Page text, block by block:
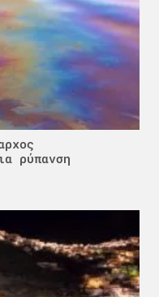
ρύπανση